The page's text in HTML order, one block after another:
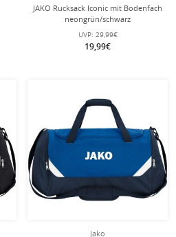
JAKO Rucksack Iconic mit Bodenfach
neongrün/schwarz
UVP: 29,99€
19,99€
Jako